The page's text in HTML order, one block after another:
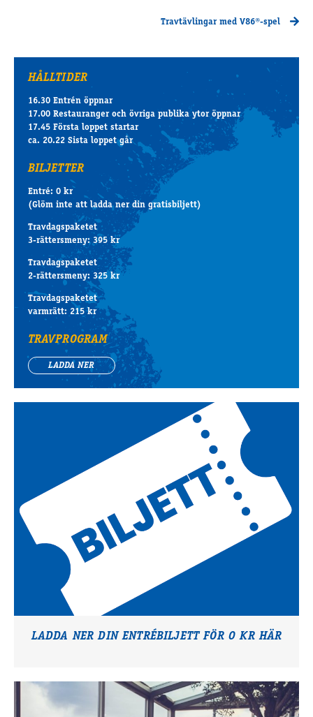
Travtävlingar med V86®-spel
HÅLLTIDER
16.30 Entrén öppnar
17.00 Restauranger och övriga publika ytor öppnar
17.45 Första loppet startar
ca. 20.22 Sista loppet går
BILJETTER
Entré: 0 kr
(Glöm inte att ladda ner din gratisbiljett)
Travdagspaketet
3-rättersmeny: 395 kr
Travdagspaketet
2-rättersmeny: 325 kr
Travdagspaketet
varmrätt: 215 kr
TRAVPROGRAM
LADDA NER
LADDA NER DIN ENTRÉBILJETT FÖR 0 KR HÄR